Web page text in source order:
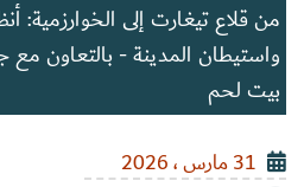
من قلاع تيغارت إلى الخوارزمية:
واستيطان المدينة - بالتعاون مع
بيت لحم
31 مارس ، 2026